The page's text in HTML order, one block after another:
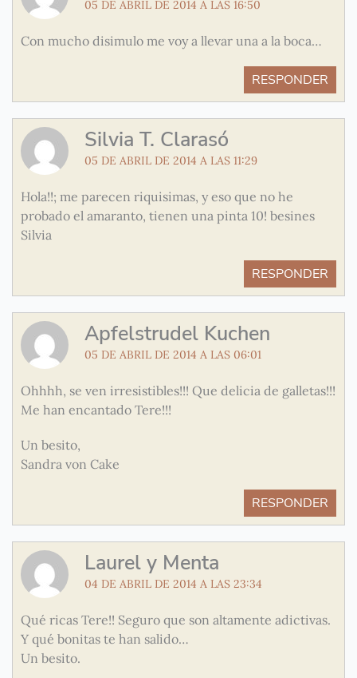
05 DE ABRIL DE 2014 A LAS 16:50
Con mucho disimulo me voy a llevar una a la boca…
RESPONDER
Silvia T. Clarasó
05 DE ABRIL DE 2014 A LAS 11:29
Hola!!; me parecen riquisimas, y eso que no he
probado el amaranto, tienen una pinta 10! besines
Silvia
RESPONDER
Apfelstrudel Kuchen
05 DE ABRIL DE 2014 A LAS 06:01
Ohhhh, se ven irresistibles!!! Que delicia de galletas!!!
Me han encantado Tere!!!
Un besito,
Sandra von Cake
RESPONDER
Laurel y Menta
04 DE ABRIL DE 2014 A LAS 23:34
Qué ricas Tere!! Seguro que son altamente adictivas.
Y qué bonitas te han salido…
Un besito.